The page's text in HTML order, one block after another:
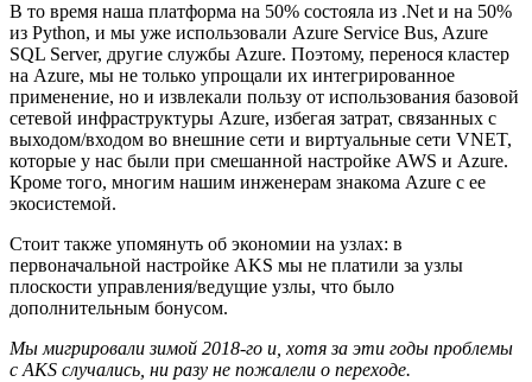
В то время наша платформа на 50% состояла из .Net и на 50%
из Python, и мы уже использовали Azure Service Bus, Azure
SQL Server, другие службы Azure. Поэтому, перенося кластер
на Azure, мы не только упрощали их интегрированное
применение, но и извлекали пользу от использования базовой
сетевой инфраструктуры Azure, избегая затрат, связанных с
выходом/входом во внешние сети и виртуальные сети VNET,
которые у нас были при смешанной настройке AWS и Azure.
Кроме того, многим нашим инженерам знакома Azure с ее
экосистемой.
Стоит также упомянуть об экономии на узлах: в
первоначальной настройке AKS мы не платили за узлы
плоскости управления/ведущие узлы, что было
дополнительным бонусом.
Мы мигрировали зимой 2018-го и, хотя за эти годы проблемы
с AKS случались, ни разу не пожалели о переходе.